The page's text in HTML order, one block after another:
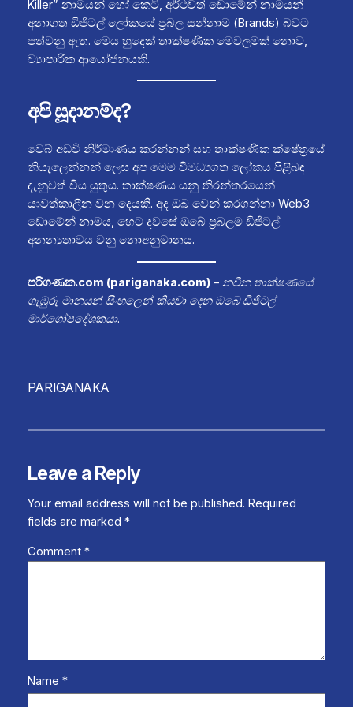
Killer” නාමයන් හෝ කෙටි, අර්ථවත් ඩොමේන් නාමයන්
අනාගත ඩිජිටල් ලෝකයේ ප්‍රබල සන්නාම (Brands) බවට
පත්වනු ඇත. මෙය හුදෙක් තාක්ෂණික මෙවලමක් නොව,
ව්‍යාපාරික ආයෝජනයකි.
අපි සූදානම්ද?
වෙබ් අඩවි නිර්මාණය කරන්නන් සහ තාක්ෂණික ක්ෂේත්‍රයේ
නියැලෙන්නන් ලෙස අප මෙම විමධ්‍යගත ලෝකය පිළිබඳ
දැනුවත් විය යුතුය. තාක්ෂණය යනු නිරන්තරයෙන්
යාවත්කාලීන වන දෙයකි. අද ඔබ වෙන් කරගන්නා Web3
ඩොමේන් නාමය, හෙට දවසේ ඔබේ ප්‍රබලම ඩිජිටල්
අනන්‍යතාවය වනු නොඅනුමානය.
පරිගණක.com (pariganaka.com)– නවීන තාක්ෂණයේ
ගැඹුරු මානයන් සිංහලෙන් කියවා දෙන ඔබේ ඩිජිටල්
මාර්ගෝපදේශකයා.
PARIGANAKA
Leave a Reply
Your email address will not be published. Required
fields are marked *
Comment *
Name *